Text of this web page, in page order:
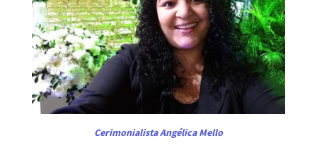
Cerimonialista Angélica Mello